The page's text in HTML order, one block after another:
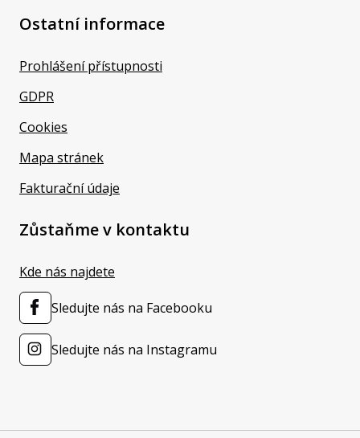
Ostatní informace
Prohlášení přístupnosti
GDPR
Cookies
Mapa stránek
Fakturační údaje
Zůstaňme v kontaktu
Kde nás najdete
Sledujte nás na Facebooku
Sledujte nás na Instagramu